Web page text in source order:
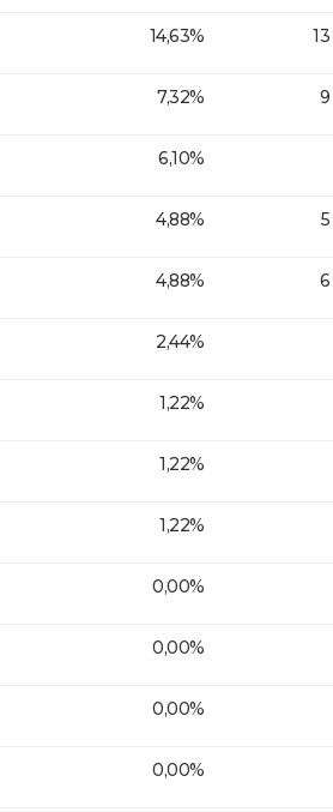
14,63%
7,32% 9
6,10%
4,88%
4,88% 6
2,44%
1,22%
1,22%
1,22%
0,00%
0,00%
0,00%
0,00%